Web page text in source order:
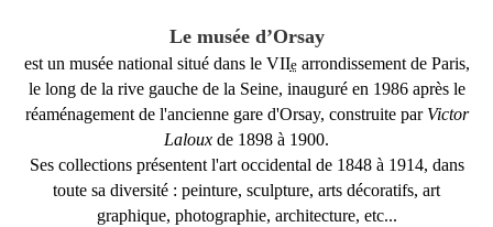
Le musée d’Orsay
est un musée national situé dans le VIIearrondissement de Paris,
le long de la rive gauche de la Seine, inauguré en 1986 après le
réaménagement de l'ancienne gare d'Orsay, construite par Victor
Laloux de 1898 à 1900.
Ses collections présentent l'art occidental de 1848 à 1914, dans
toute sa diversité : peinture, sculpture, arts décoratifs, art
graphique, photographie, architecture, etc...